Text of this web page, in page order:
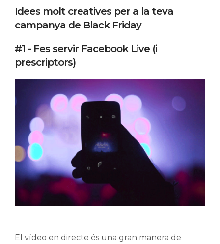
Idees molt creatives per a la teva
campanya de Black Friday
#1 - Fes servir Facebook Live (i
prescriptors)
El vídeo en directe és una gran manera de